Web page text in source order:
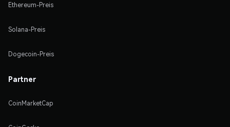
Ethereum-Preis
Solana-Preis
Dogecoin-Preis
Partner
CoinMarketCap